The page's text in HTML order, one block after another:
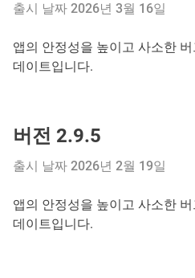
출시 날짜 2026년 3월 16일
앱의 안정성을 높이고 사소한
데이트입니다.
버전 2.9.5
출시 날짜 2026년 2월 19일
앱의 안정성을 높이고 사소한
데이트입니다.